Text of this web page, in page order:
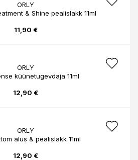
ORLY
& Shine pealislakk 11ml
11,90 €
ORLY
küünetugevdaja 11ml
12,90 €
ORLY
alus & pealislakk 11ml
12,90 €